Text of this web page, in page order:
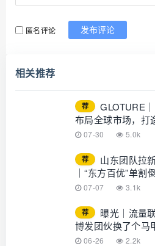
匿名评论 发布评论
相关推荐
荐
GLOTURE
布局全球市场，打
想增加收入？想打
07-30 5.0k
荐
山东团队拉
｜“东方百优”单割
07-07 3.1k
荐
曝光｜流量
博发团伙换了个马
06-26 2.2k